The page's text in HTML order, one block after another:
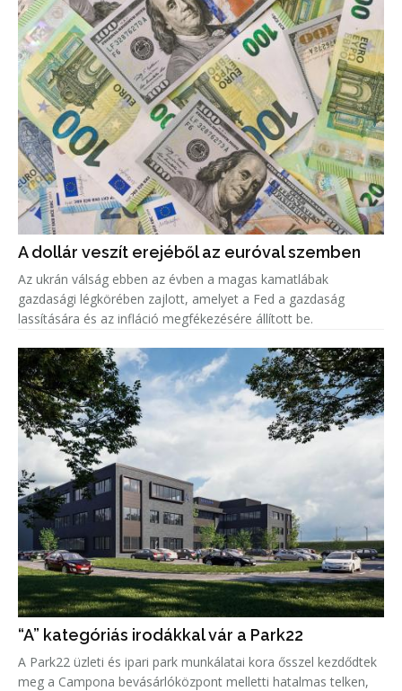
A dollár veszít erejéből az euróval szemben
Az ukrán válság ebben az évben a magas kamatlábak
gazdasági légkörében zajlott, amelyet a Fed a gazdaság
lassítására és az infláció megfékezésére állított be.
“A” kategóriás irodákkal vár a Park22
A Park22 üzleti és ipari park munkálatai kora ősszel kezdődtek
meg a Campona bevásárlóközpont melletti hatalmas telken,